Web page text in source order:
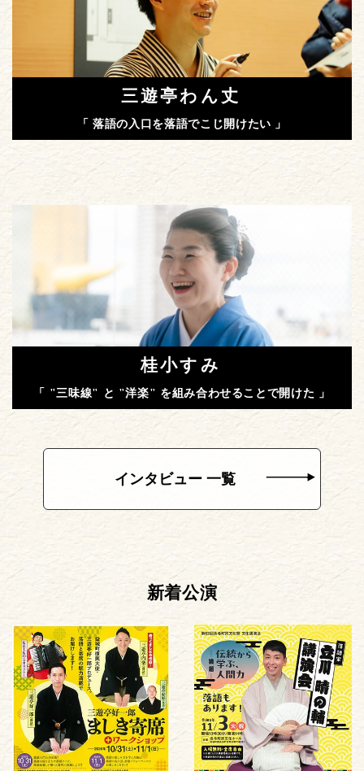
三遊亭わん丈
「 落語の入口を落語でこじ開けたい 」
桂小すみ
「 "三味線" と "洋楽" を組み合わせることで開けた 」
インタビュー 一覧
新着公演